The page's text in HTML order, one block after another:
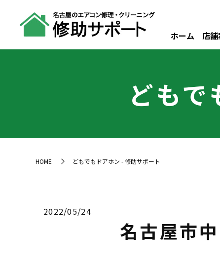
ホーム 店
ども
HOME どもでもドアホン - 修助サポート
2022/05/24
名古屋市